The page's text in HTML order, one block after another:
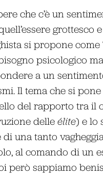
che c’è un
si propone come
psicologico
a un
Il tema che si
del rapporto tra il
delle élite) e lo
una tanto
al comando di un
però sappiamo